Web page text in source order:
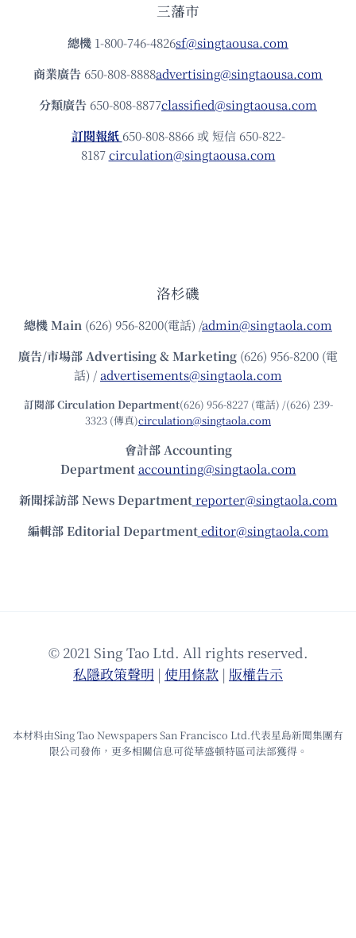
三藩市
總機 1-800-746-4826sf@singtaousa.com
商業廣告 650-808-8888advertising@singtaousa.com
分類廣告 650-808-8877classified@singtaousa.com
訂閱報紙 650-808-8866 或 短信 650-822-
8187circulation@singtaousa.com
洛杉磯
總機Main (626) 956-8200(電話) /admin@singtaola.com
廣告/市場部Advertising & Marketing (626) 956-8200 (電
話) /advertisements@singtaola.com
訂閱部 Circulation Department(626) 956-8227 (電話) /(626) 239-
3323 (傳真)circulation@singtaola.com
會計部 Accounting
Department accounting@singtaola.com
新聞採訪部 News Department reporter@singtaola.com
編輯部 Editorial Department editor@singtaola.com
© 2021 Sing Tao Ltd. All rights reserved.
私隱政策聲明 | 使⽤條款 | 版權告⽰
本材料由Sing Tao Newspapers San Francisco Ltd.代表星島新聞集團有
限公司發佈，更多相關信息可從華盛頓特區司法部獲得。